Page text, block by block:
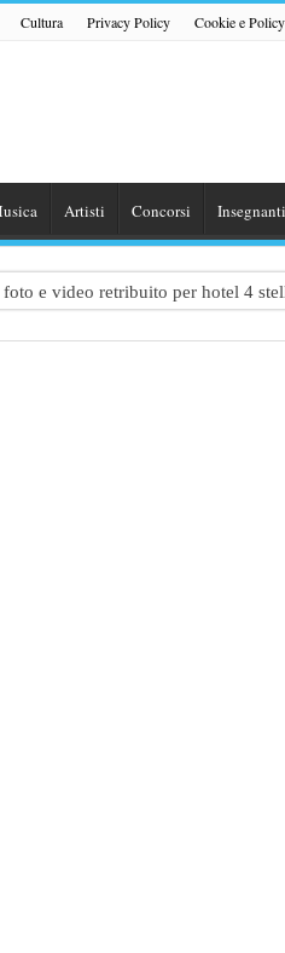
Cultura Privacy Policy Cookie e Policy
Artisti Concorsi
e video retribuito per hotel 4
si cercano ragazzi e